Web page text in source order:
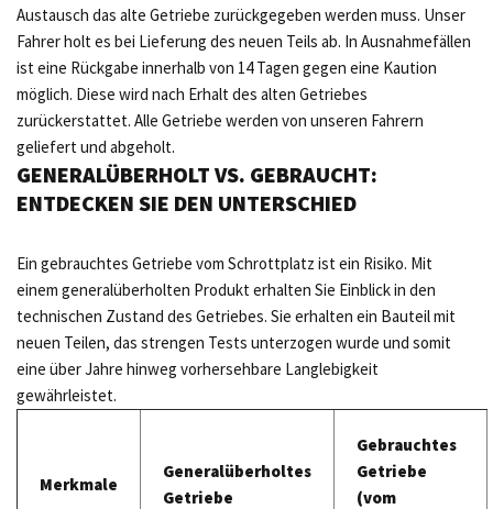
Austausch das alte Getriebe zurückgegeben werden muss. Unser
Fahrer holt es bei Lieferung des neuen Teils ab. In Ausnahmefällen
ist eine Rückgabe innerhalb von 14 Tagen gegen eine Kaution
möglich. Diese wird nach Erhalt des alten Getriebes
zurückerstattet. Alle Getriebe werden von unseren Fahrern
geliefert und abgeholt.
GENERALÜBERHOLT VS. GEBRAUCHT:
ENTDECKEN SIE DEN UNTERSCHIED
Ein gebrauchtes Getriebe vom Schrottplatz ist ein Risiko. Mit
einem generalüberholten Produkt erhalten Sie Einblick in den
technischen Zustand des Getriebes. Sie erhalten ein Bauteil mit
neuen Teilen, das strengen Tests unterzogen wurde und somit
eine über Jahre hinweg vorhersehbare Langlebigkeit
gewährleistet.
Merkmale
Generalüberholtes
Getriebe
Gebrauchtes
Getriebe
(vom